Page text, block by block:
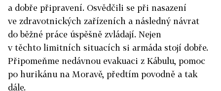
a dobře připravení. Osvědčili se při nasazení
ve zdravotnických zařízeních a následný návrat
do běžné práce úspěšně zvládají. Nejen
v těchto limitních situacích si armáda stojí dobře.
Připomeňme nedávnou evakuaci z Kábulu, pomoc
po hurikánu na Moravě, předtím povodně a tak
dále.